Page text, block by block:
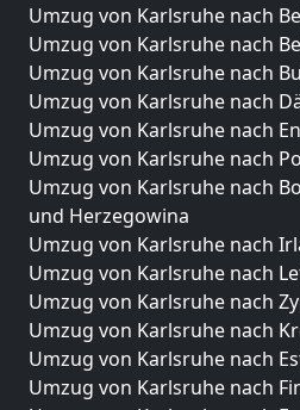
Umzug von Karlsruhe nach
Umzug von Karlsruhe nach
Umzug von Karlsruhe nach
Umzug von Karlsruhe nach
Umzug von Karlsruhe nach
Umzug von Karlsruhe nach
Umzug von Karlsruhe nach
und Herzegowina
Umzug von Karlsruhe nach
Umzug von Karlsruhe nach
Umzug von Karlsruhe nach
Umzug von Karlsruhe nach
Umzug von Karlsruhe nach
Umzug von Karlsruhe nach